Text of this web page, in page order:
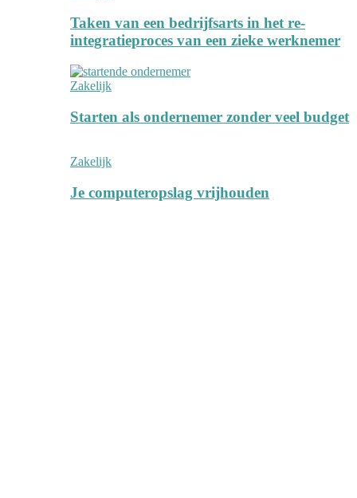
Taken van een bedrijfsarts in het re-
integratieproces van een zieke werknemer
Zakelijk
Starten als ondernemer zonder veel budget
Zakelijk
Je computeropslag vrijhouden